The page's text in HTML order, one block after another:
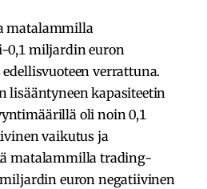
matalammilla
miljardin euron
verrattuna.
lisääntyneen kapasiteetin
oli noin 0,1
vaikutus ja
matalammilla trading-
euron negatiivinen